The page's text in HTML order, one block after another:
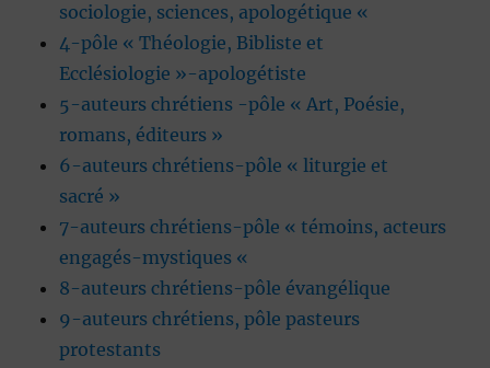
sociologie, sciences, apologétique «
4-pôle « Théologie, Bibliste et
Ecclésiologie »-apologétiste
5-auteurs chrétiens -pôle « Art, Poésie,
romans, éditeurs »
6-auteurs chrétiens-pôle « liturgie et
sacré »
7-auteurs chrétiens-pôle « témoins, acteurs
engagés-mystiques «
8-auteurs chrétiens-pôle évangélique
9-auteurs chrétiens, pôle pasteurs
protestants